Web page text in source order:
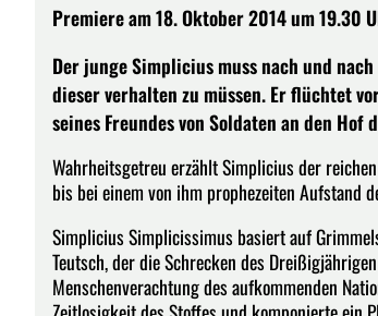
Premiere am 18. Oktober 2014 um 19.30
Der junge Simplicius muss nach und
dieser verhalten zu müssen. Er flüchtet
seines Freundes von Soldaten an den
Wahrheitsgetreu erzählt Simplicius der
bis bei einem von ihm prophezeiten Aufstand
Simplicius Simplicissimus basiert auf
Teutsch, der die Schrecken des
Menschenverachtung des aufkommenden